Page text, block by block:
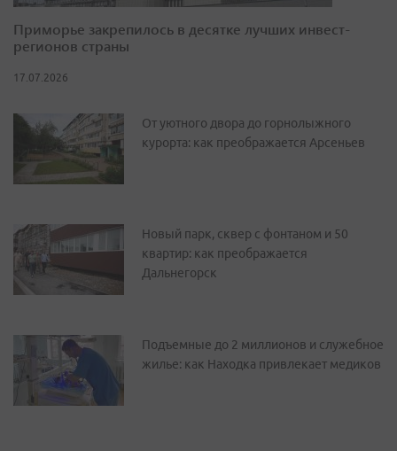
Приморье закрепилось в десятке лучших инвест-
регионов страны
17.07.2026
От уютного двора до горнолыжного
курорта: как преображается Арсеньев
Новый парк, сквер с фонтаном и 50
квартир: как преображается
Дальнегорск
Подъемные до 2 миллионов и служебное
жилье: как Находка привлекает медиков